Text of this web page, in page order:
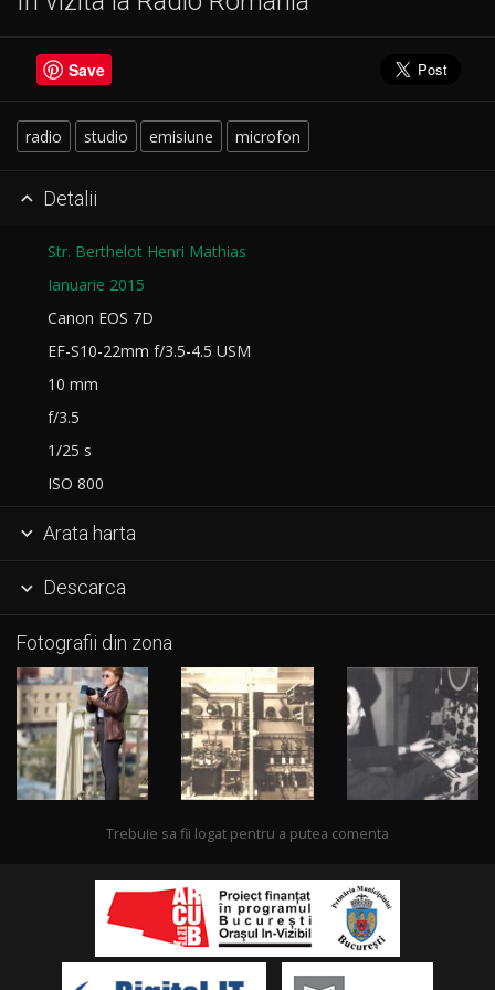
Save
radio studio emisiune microfon
 Detalii
Str. Berthelot Henri Mathias
Ianuarie 2015
Canon EOS 7D
EF-S10-22mm f/3.5-4.5 USM
10 mm
f/3.5
1/25 s
ISO 800
 Arata harta
 Descarca
Fotografii din zona
Trebuie sa fii logat pentru a putea comenta